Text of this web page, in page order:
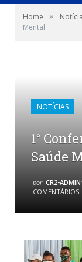
Home »
Mental
NOTÍCIAS
1°
Saúde
por CR2-
COMENTÁRIOS